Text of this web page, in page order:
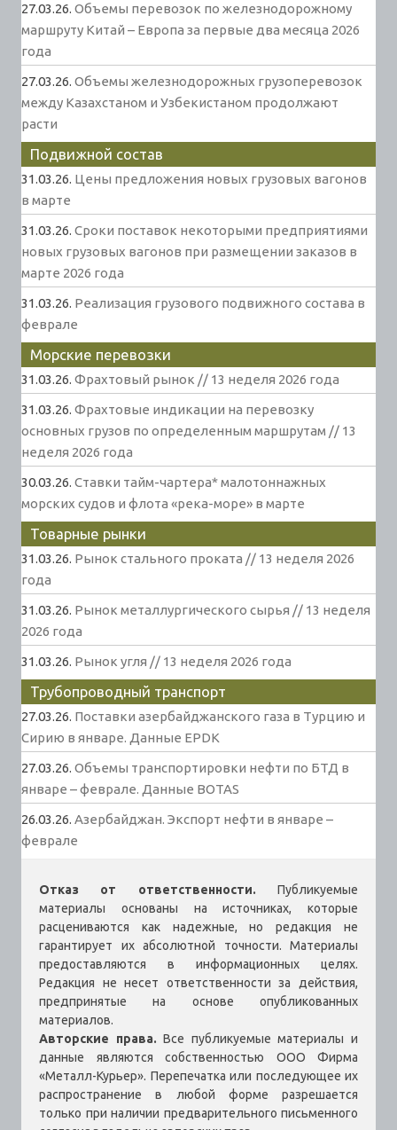
27.03.26. Объемы перевозок по железнодорожному
маршруту Китай – Европа за первые два месяца 2026
года
27.03.26. Объемы железнодорожных грузоперевозок
между Казахстаном и Узбекистаном продолжают
расти
Подвижной состав
31.03.26. Цены предложения новых грузовых вагонов
в марте
31.03.26. Сроки поставок некоторыми предприятиями
новых грузовых вагонов при размещении заказов в
марте 2026 года
31.03.26. Реализация грузового подвижного состава в
феврале
Морские перевозки
31.03.26. Фрахтовый рынок // 13 неделя 2026 года
31.03.26. Фрахтовые индикации на перевозку
основных грузов по определенным маршрутам // 13
неделя 2026 года
30.03.26. Ставки тайм-чартера* малотоннажных
морских судов и флота «река-море» в марте
Товарные рынки
31.03.26. Рынок стального проката // 13 неделя 2026
года
31.03.26. Рынок металлургического сырья // 13 неделя
2026 года
31.03.26. Рынок угля // 13 неделя 2026 года
Трубопроводный транспорт
27.03.26. Поставки азербайджанского газа в Турцию и
Сирию в январе. Данные EPDK
27.03.26. Объемы транспортировки нефти по БТД в
январе – феврале. Данные BOTAS
26.03.26. Азербайджан. Экспорт нефти в январе –
феврале
Отказ от ответственности. Публикуемые
материалы основаны на источниках, которые
расцениваются как надежные, но редакция не
гарантирует их абсолютной точности. Материалы
предоставляются в информационных целях.
Редакция не несет ответственности за действия,
предпринятые на основе опубликованных
материалов.
Авторские права. Все публикуемые материалы и
данные являются собственностью ООО Фирма
«Металл-Курьер». Перепечатка или последующее их
распространение в любой форме разрешается
только при наличии предварительного письменного